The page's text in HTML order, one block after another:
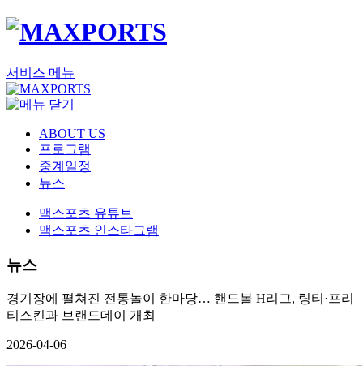
서비스 메뉴
ABOUT US
프로그램
중계일정
뉴스
맥스포츠 유튜브
맥스포츠 인스타그램
뉴스
경기장에 펼쳐진 전통놀이 한마당… 핸드볼 H리그, 링티·프리
티스킨과 브랜드데이 개최
2026-04-06